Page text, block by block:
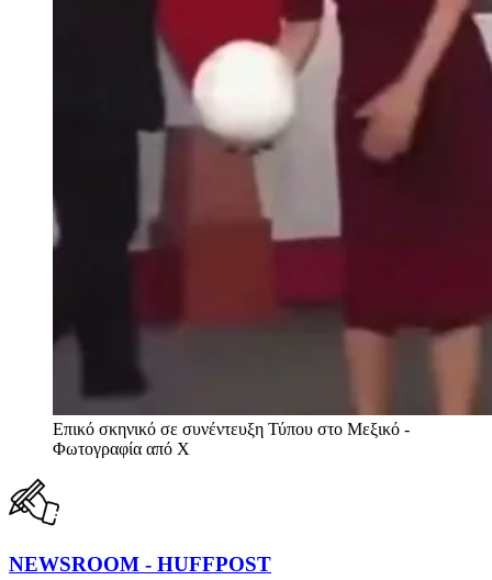
Επικό σκηνικό σε συνέντευξη Τύπου στο Μεξικό -
Φωτογραφία από Χ
NEWSROOM - HUFFPOST